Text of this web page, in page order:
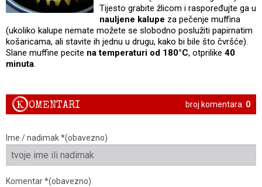
Tijesto grabite žlicom i raspoređujte ga u
nauljene kalupe za pečenje muffina
(ukoliko kalupe nemate možete se slobodno poslužiti papirnatim
košaricama, ali stavite ih jednu u drugu, kako bi bile što čvršće).
Slane muffine pecite na temperaturi od 180°C, otprilike 40
minuta.
broj komentara: 0
KOMENTARI
Ime / nadimak *(obavezno)
Komentar *(obavezno)